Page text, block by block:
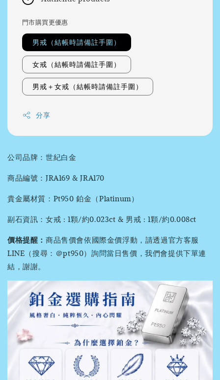
門市購買更優惠
男戒（結帳時請備註手圍）
女戒（結帳時請備註手圍）
男戒＋女戒（結帳時請備註手圍）
分享
公司品牌：世紀白金
商品編號：JRA169 & JRA170
貴金屬材質：Pt950 鉑金（Platinum）
副石資訊：女戒 : 1顆/約0.023ct & 男戒 : 1顆/約0.008ct
價格提醒： 商品售價會依國際金價浮動，請透過官方客服
LINE（搜尋：＠pt950）詢問當日售價，我們會提供下單連
結，謝謝。